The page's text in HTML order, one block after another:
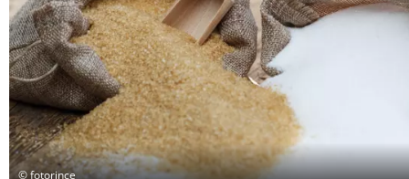
© fotorince